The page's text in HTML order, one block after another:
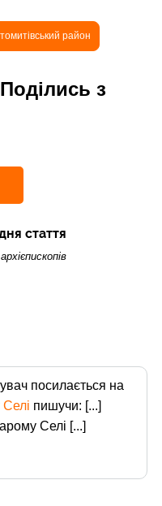
район
з
стаття
посилається на
пишучи: [...]
Селі [...]